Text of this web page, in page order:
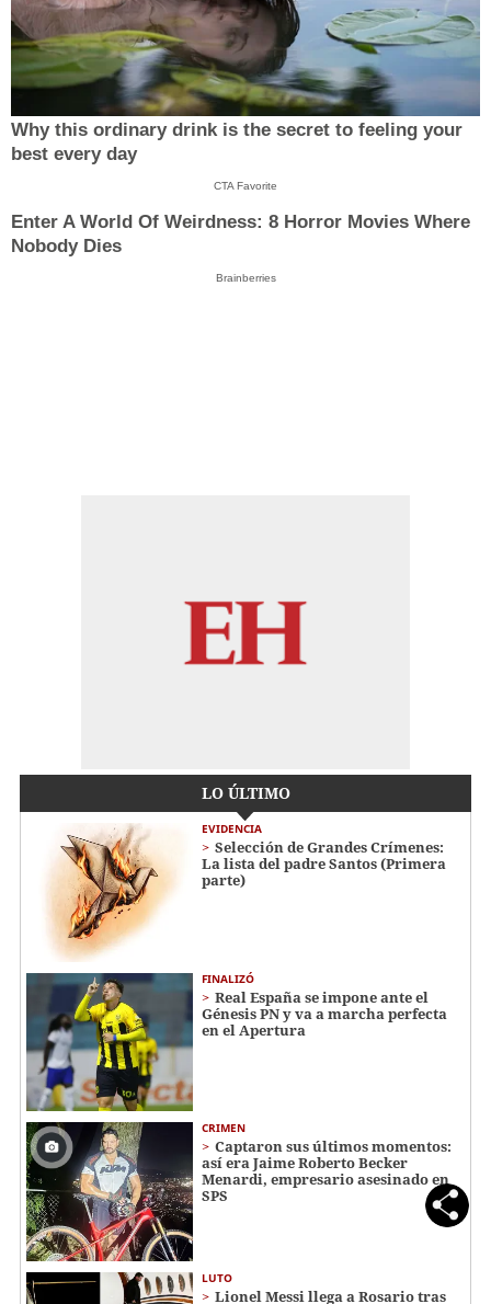
Why this ordinary drink is the secret to feeling your
best every day
CTA Favorite
Enter A World Of Weirdness: 8 Horror Movies Where
Nobody Dies
Brainberries
LO ÚLTIMO
EVIDENCIA
Selección de Grandes Crímenes:
La lista del padre Santos (Primera
parte)
FINALIZÓ
Real España se impone ante el
Génesis PN y va a marcha perfecta
en el Apertura
CRIMEN
Captaron sus últimos momentos:
así era Jaime Roberto Becker
Menardi​​​, empresario asesinado en
SPS
LUTO
Lionel Messi llega a Rosario tras